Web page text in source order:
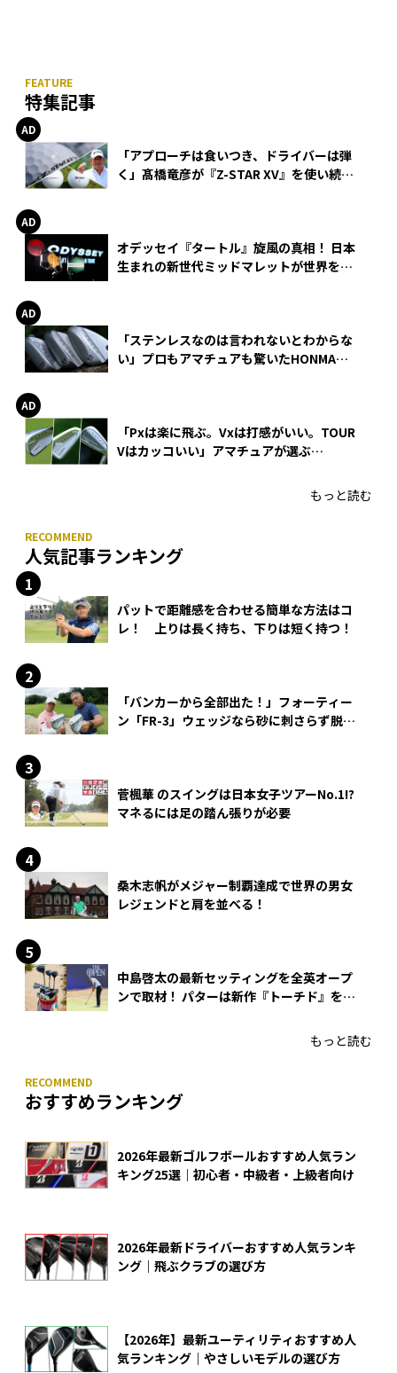
特集記事
「アプローチは食いつき、ドライバーは弾
く」髙橋竜彦が『Z-STAR XV』を使い続け
オデッセイ『タートル』旋風の真相！ 日本
生まれの新世代ミッドマレットが世界を席
「ステンレスなのは言われないとわからな
い」プロもアマチュアも驚いたHONMA
「Pxは楽に飛ぶ。Vxは打感がいい。TOUR
Vはカッコいい」アマチュアが選ぶ
もっと読む
人気記事ランキング
パットで距離感を合わせる簡単な方法はコ
レ！ 上りは長く持ち、下りは短く持つ！
「バンカーから全部出た！」フォーティー
ン「FR-3」ウェッジなら砂に刺さらず脱出
菅楓華 のスイングは日本女子ツアーNo.1!?
マネるには足の踏ん張りが必要
桑木志帆がメジャー制覇達成で世界の男女
レジェンドと肩を並べる！
中島啓太の最新セッティングを全英オープ
ンで取材！ パターは新作『トーチド』を投
もっと読む
おすすめランキング
2026年最新ゴルフボールおすすめ人気ラン
キング25選｜初心者・中級者・上級者向け
2026年最新ドライバーおすすめ人気ランキ
ング｜飛ぶクラブの選び方
【2026年】最新ユーティリティおすすめ人
気ランキング｜やさしいモデルの選び方